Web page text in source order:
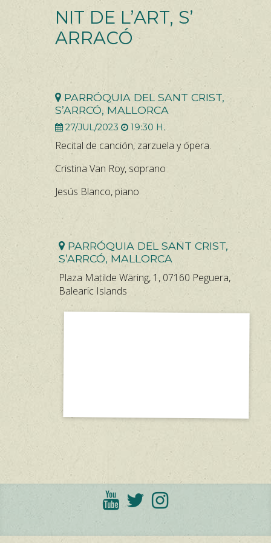
NIT DE L’ART, S’
ARRACÓ
PARRÓQUIA DEL SANT CRIST,
S’ARRCÓ, MALLORCA
27/JUL/2023 19:30 H.
Recital de canción, zarzuela y ópera.
Cristina Van Roy, soprano
Jesús Blanco, piano
PARRÓQUIA DEL SANT CRIST,
S’ARRCÓ, MALLORCA
Plaza Matilde Wäring, 1, 07160 Peguera,
Balearic Islands